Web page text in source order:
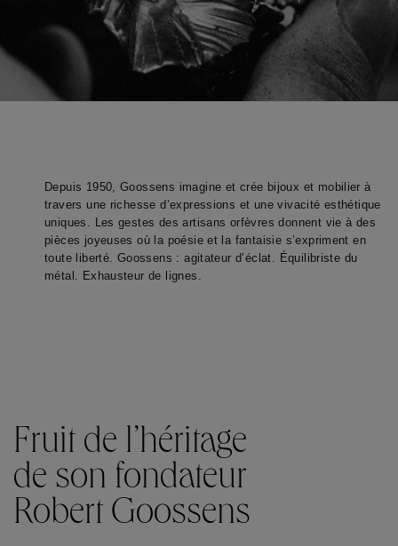
Depuis 1950, Goossens imagine et crée bijoux et mobilier à
travers une richesse d’expressions et une vivacité esthétique
uniques. Les gestes des artisans orfèvres donnent vie à des
pièces joyeuses où la poésie et la fantaisie s’expriment en
toute liberté. Goossens : agitateur d’éclat. Équilibriste du
métal. Exhausteur de lignes.
Fruit de l’héritage
de son fondateur
Robert Goossens